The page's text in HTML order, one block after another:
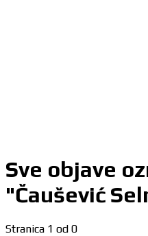
Sve objave
"Čaušević
Stranica 1 od 0